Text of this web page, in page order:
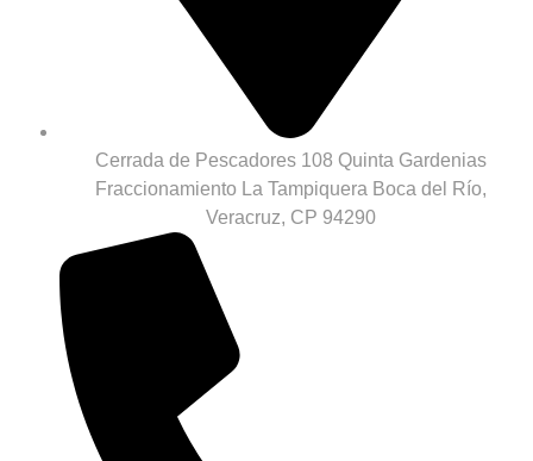
Cerrada de Pescadores 108 Quinta Gardenias
Fraccionamiento La Tampiquera Boca del Río,
Veracruz, CP 94290